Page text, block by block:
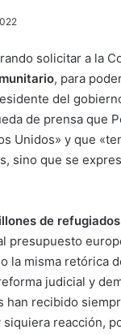
solicitar a la
, para
del
de prensa que
Unidos» y que
sino que se
de refugiados
presupuesto
la misma retórica
judicial y
han recibido
reacción,